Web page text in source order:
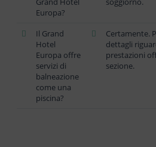
Europa?
Il Grand
Hotel
Europa offre
servizi di
balneazione
come una
piscina?
Certamente.
dettagli
prestazioni
sezione.